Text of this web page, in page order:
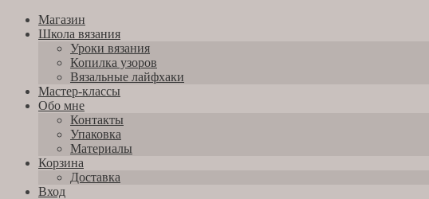
Магазин
Школа вязания
Уроки вязания
Копилка узоров
Вязальные лайфхаки
Мастер-классы
Обо мне
Контакты
Упаковка
Материалы
Корзина
Доставка
Вход